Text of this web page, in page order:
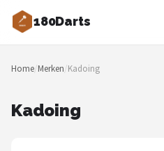
180Darts
Zoeken
NAVIGATIE
Home/Merken/Kadoing
Kadoing